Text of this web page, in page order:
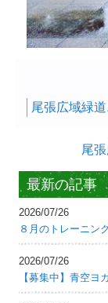
尾張広域緑
尾
最新の記事
2026/07/26
８月のトレーニン
2026/07/26
【募集中】青空ヨ